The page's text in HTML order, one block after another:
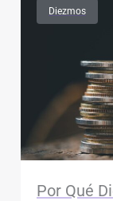
Diezmos
Por Qué